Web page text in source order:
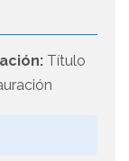
Título